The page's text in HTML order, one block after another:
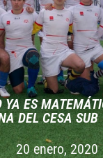
YA ES
DEL CESA
20 enero, 2020